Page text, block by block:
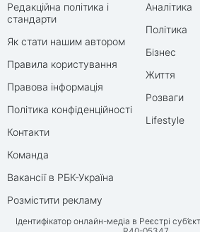
Редакційна політика і
стандарти
Як стати нашим автором
Правила користування
Правова інформація
Політика конфіденційності
Контакти
Команда
Вакансії в РБК-Україна
Розмістити рекламу
Аналітика
Політика
Бізнес
Життя
Розваги
Lifestyle
Ідентифікатор онлайн-медіа в Реєстрі